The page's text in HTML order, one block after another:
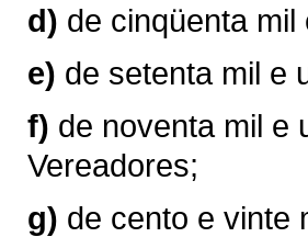
d) de cinqüenta
e) de setenta mil e
f) de noventa mil e
Vereadores;
g) de cento e vinte